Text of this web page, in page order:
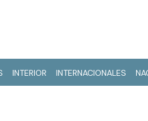
INTERIOR INTERNACIONALES